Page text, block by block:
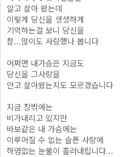
알고 살아 왔는데
이렇게 당신을 생생하게
기억하는걸 보니 당신을
참...많이도 사랑했나 봅니다
어쩌면 내가슴은 지금도
당신을 그사랑을
안고 살아왔는지도 모르겠습니다
지금 창밖에는
비가내리고 있지만
바보같은 내 가슴에는
이루어질 수 없는 슬픈 사랑에
하염없는 눈물이 흘러내립니다...